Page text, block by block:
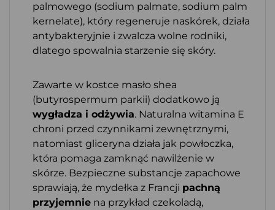
palmowego (sodium palmate, sodium palm
kernelate), który regeneruje naskórek, działa
antybakteryjnie i zwalcza wolne rodniki,
dlatego spowalnia starzenie się skóry.
Zawarte w kostce masło shea
(butyrospermum parkii) dodatkowo ją
wygładza i odżywia. Naturalna witamina E
chroni przed czynnikami zewnętrznymi,
natomiast gliceryna działa jak powłoczka,
która pomaga zamknąć nawilżenie w
skórze. Bezpieczne substancje zapachowe
sprawiają, że mydełka z Francji pachną
przyjemnie na przykład czekoladą,